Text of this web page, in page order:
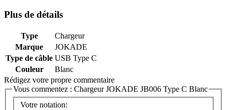
Plus de détails
Type
Chargeur
Marque
JOKADE
Type de câble USB Type C
Couleur
Blanc
Rédigez votre propre commentaire
Vous commentez : Chargeur JOKADE JB006 Type C Blanc
Votre notation: